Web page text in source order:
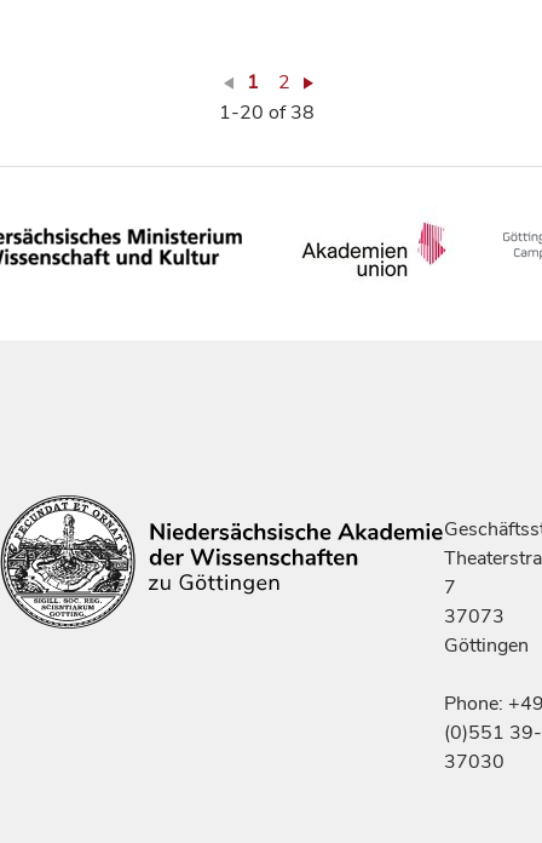
1
2
1-20 of 38
7
37073
Göttingen
Phone:
(0)551 39-
37030